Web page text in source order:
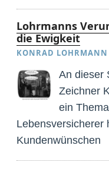
Lohrmanns
die Ewigkeit
KONRAD LOHRMANN
An dieser
Zeichner
ein
Lebensversicherer
Kundenwünschen